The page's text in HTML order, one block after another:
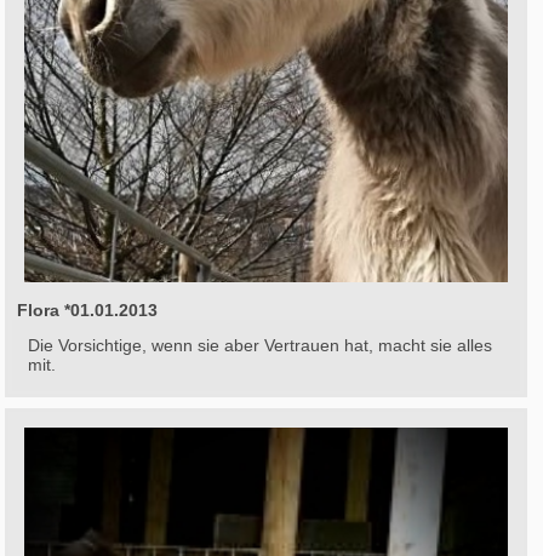
Flora *01.01.2013
Die Vorsichtige, wenn sie aber Vertrauen hat, macht sie alles
mit.